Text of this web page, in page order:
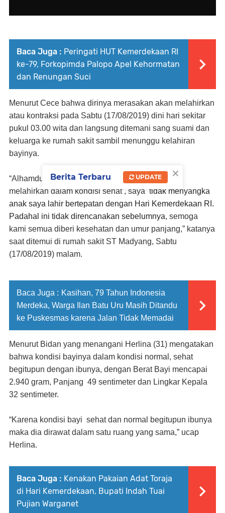
Baca Juga : Peringati HUT Kemerdekaan RI
ke-79, Forkopimda Palopo Apel Kehormatan
dan Renungan Suci
Menurut Cece bahwa dirinya merasakan akan melahirkan
atau kontraksi pada Sabtu (17/08/2019) dini hari sekitar
pukul 03.00 wita dan langsung ditemani sang suami dan
keluarga ke rumah sakit sambil menunggu kelahiran
bayinya.
“Alhamdulillah anak pertama saya lahir dan saya
melahirkan dalam kondisi sehat , saya tidak menyangka
anak saya lahir bertepatan dengan Hari Kemerdekaan RI.
Padahal ini tidak direncanakan sebelumnya, semoga
kami semua diberi kesehatan dan umur panjang,” katanya
saat ditemui di rumah sakit ST Madyang, Sabtu
(17/08/2019) malam.
Baca Juga : Kasihan, 79 Tahun Indonesia
Merdeka, Warga Ilan Batu Uru Masih Ditandu
ke Puskesmas karena Jalan Tidak Memadai
Menurut Bidan yang menangani Herlina (31) mengatakan
bahwa kondisi bayinya dalam kondisi normal, sehat
begitupun dengan ibunya, dengan Berat Bayi mencapai
2.940 gram, Panjang 49 sentimeter dan Lingkar Kepala
32 sentimeter.
“Karena kondisi bayi sehat dan normal begitupun ibunya
maka dia dirawat dalam satu ruang yang sama,” ucap
Herlina.
Baca Juga : Kenakan Pakaian Adat Toraja
di Hari Kemerdekaan, Bupati Indah Tuai
Pujian Warganet
×
Berita Terbaru UPDATE